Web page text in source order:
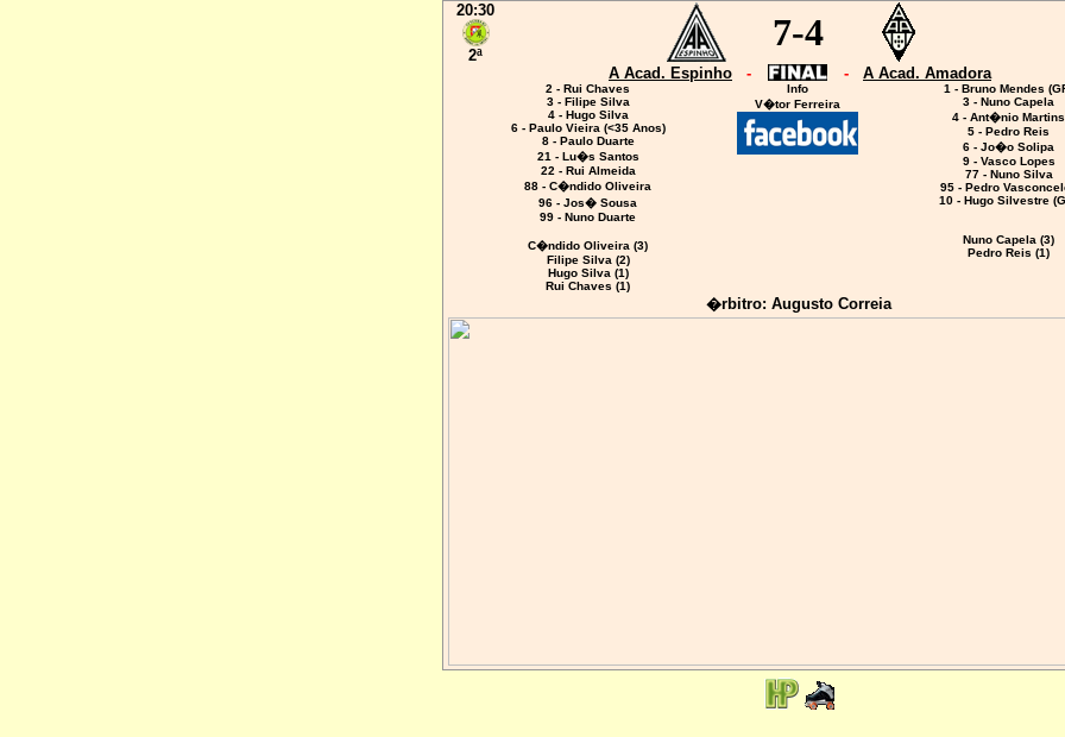
20:30
2ª
7-4
A Acad. Espinho - - A Acad. Amadora
2 - Rui Chaves
3 - Filipe Silva
4 - Hugo Silva
6 - Paulo Vieira (<35 Anos)
8 - Paulo Duarte
21 - Lu�s Santos
22 - Rui Almeida
88 - C�ndido Oliveira
96 - Jos� Sousa
99 - Nuno Duarte
C�ndido Oliveira (3)
Filipe Silva (2)
Hugo Silva (1)
Rui Chaves (1)
Info
V�tor Ferreira
1 - Bruno Mendes
3 - Nuno Capela
4 - Ant�nio Martins
5 - Pedro Reis
6 - Jo�o Solipa
9 - Vasco Lopes
77- Nuno Silva
95 - Pedro
10 - Hugo Silvestre
Nuno Capela (3)
Pedro Reis (1)
�rbitro: Augusto Correia